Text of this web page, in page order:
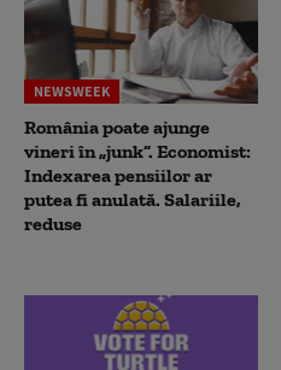
NEWSWEEK
România poate ajunge
vineri în „junk”. Economist:
Indexarea pensiilor ar
putea fi anulată. Salariile,
reduse